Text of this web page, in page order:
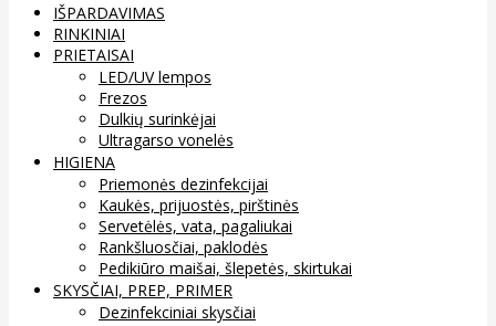
IŠPARDAVIMAS
RINKINIAI
PRIETAISAI
LED/UV lempos
Frezos
Dulkių surinkėjai
Ultragarso vonelės
HIGIENA
Priemonės dezinfekcijai
Kaukės, prijuostės, pirštinės
Servetėlės, vata, pagaliukai
Rankšluosčiai, paklodės
Pedikiūro maišai, šlepetės, skirtukai
SKYSČIAI, PREP, PRIMER
Dezinfekciniai skysčiai